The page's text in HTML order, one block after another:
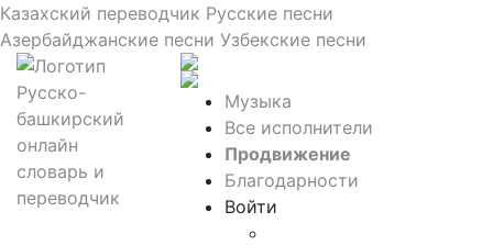
Казахский переводчик Русские песни
Азербайджанские песни Узбекские песни
Музыка
Все исполнители
Продвижение
Благодарности
Войти